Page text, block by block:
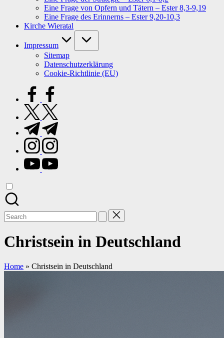
Eine Frage von Opfern und Tätern – Ester 8,3-9,19
Eine Frage des Erinnerns – Ester 9,20-10,3
Kirche Wieratal
Impressum
Sitemap
Datenschutzerklärung
Cookie-Richtlinie (EU)
facebook.com
twitter.com
t.me
instagram.com
youtube.com
Search
for:
Christsein in Deutschland
Home » Christsein in Deutschland